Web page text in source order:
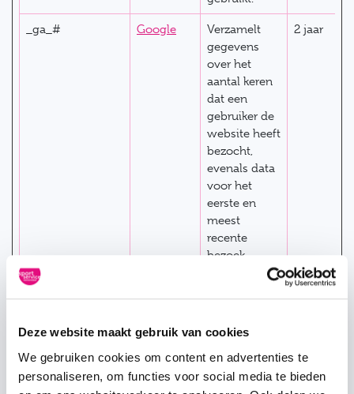
Deze website maakt gebruik van cookies
We gebruiken cookies om content en advertenties te
personaliseren, om functies voor social media te bieden
_ga_# Google
Verzamelt
gegevens
over het
aantal keren
dat een
gebruiker de
website heeft
bezocht,
evenals data
voor het
eerste en
meest
recente
bezoek.
2 jaar
_hjCookieTest Hotjar
Verzamelt
gegevens
over de
navigatie en